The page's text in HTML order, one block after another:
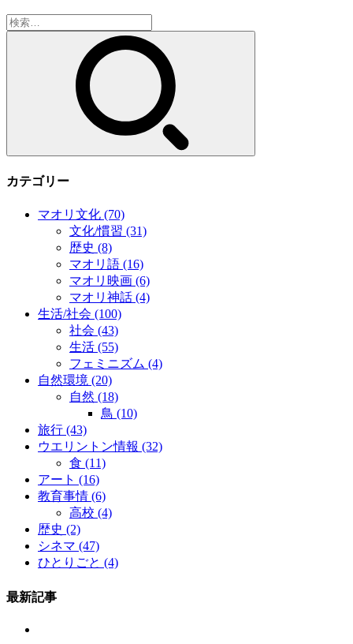
検
索:
カテゴリー
マオリ文化 (70)
文化/慣習 (31)
歴史 (8)
マオリ語 (16)
マオリ映画 (6)
マオリ神話 (4)
生活/社会 (100)
社会 (43)
生活 (55)
フェミニズム (4)
自然環境 (20)
自然 (18)
鳥 (10)
旅行 (43)
ウエリントン情報 (32)
食 (11)
アート (16)
教育事情 (6)
高校 (4)
歴史 (2)
シネマ (47)
ひとりごと (4)
最新記事